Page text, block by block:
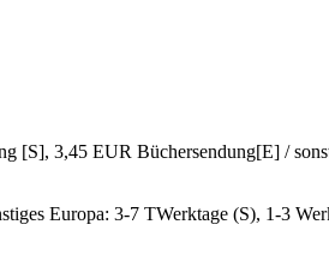
3,45 EUR Büchersendung[E] /
Europa: 3-7 TWerktage (S), 1-3